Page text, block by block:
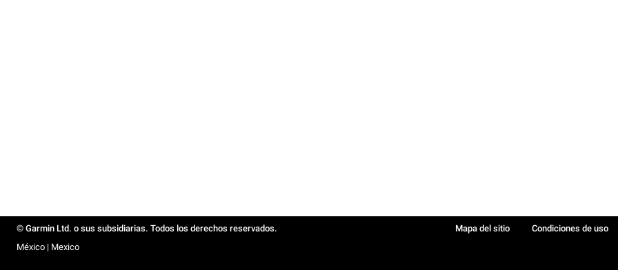
© Garmin Ltd. o sus subsidiarias. Todos los derechos reservados. Mapa del sitio Condiciones de uso
México | Mexico